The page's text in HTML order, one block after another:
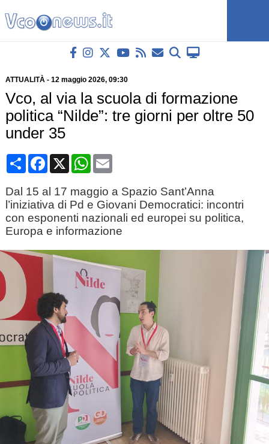
ATTUALITÀ- 12 maggio 2026, 09:30
Vco, al via la scuola di formazione
politica “Nilde”: tre giorni per oltre 50
under 35
CondividiFacebook
X WhatsApp
Email
Dal 15 al 17 maggio a Spazio Sant’Anna
l’iniziativa di Pd e Giovani Democratici: incontri
con esponenti nazionali ed europei su politica,
Europa e informazione